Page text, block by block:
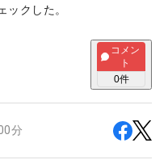
ックした。
コメン
ト
0件
分